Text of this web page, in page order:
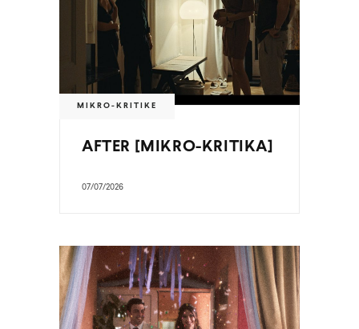
MIKRO-KRITIKE
AFTER [MIKRO-KRITIKA]
07/07/2026